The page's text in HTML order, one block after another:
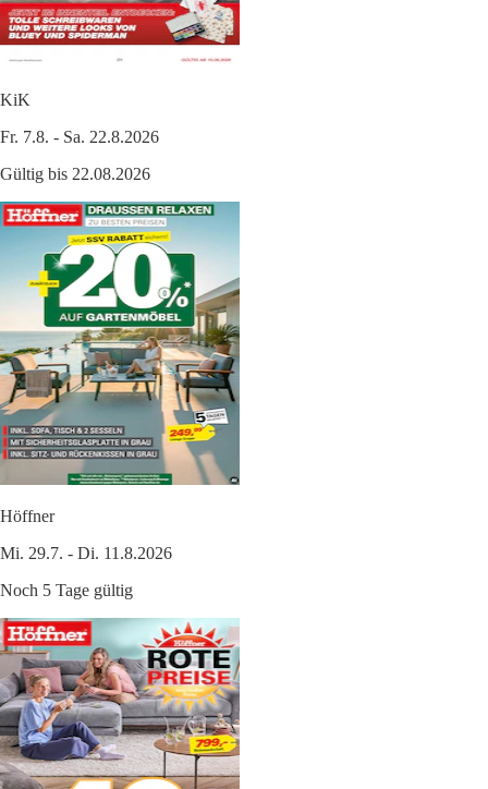
KiK
Fr. 7.8. - Sa. 22.8.2026
Gültig bis 22.08.2026
Höffner
Mi. 29.7. - Di. 11.8.2026
Noch 5 Tage gültig